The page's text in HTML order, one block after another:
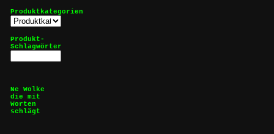
Produktkategorien
Produkt-
Schlagwörter
Ne Wolke
die mit
Worten
schlägt